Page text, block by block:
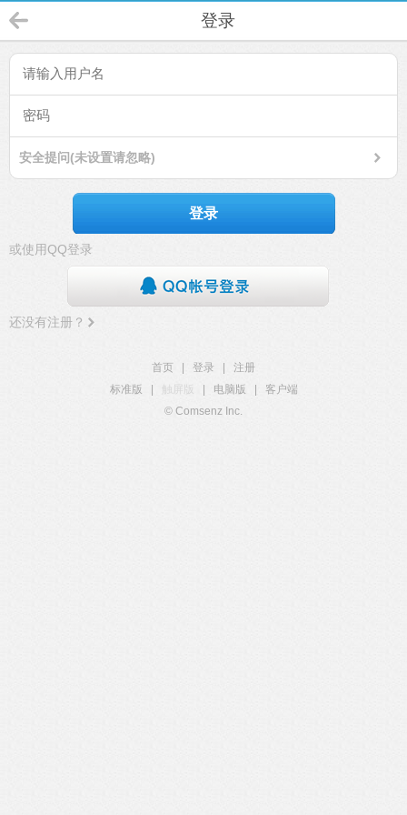
登录
安全提问(未设置请忽略)
登录
或使用QQ登录
还没有注册？
首页 登录
注册
标准版
触屏版 电脑版
客户端
© Comsenz Inc.